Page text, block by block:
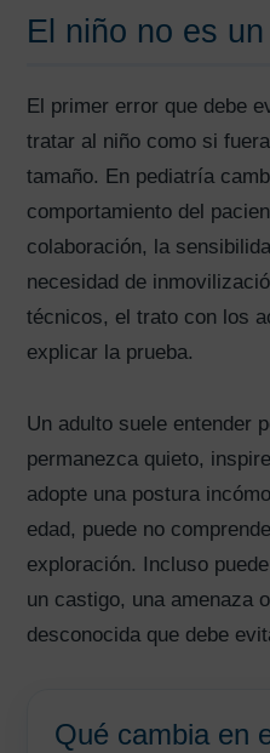
El niño no es
El primer error que debe
tratar al niño como si
tamaño. En pediatría
comportamiento del
colaboración, la
necesidad de
técnicos, el trato con los
explicar la prueba.
Un adulto suele entender
permanezca quieto,
adopte una postura
edad, puede no
exploración. Incluso
un castigo, una amenaza
desconocida que debe
Qué cambia en